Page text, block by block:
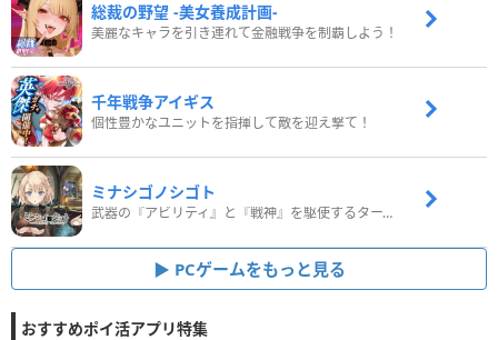
総裁の野望 -美女養成計画-
美麗なキャラを引き連れて金融戦争を制覇しよう！
千年戦争アイギス
個性豊かなユニットを指揮して敵を迎え撃て！
ミナシゴノシゴト
武器の『アビリティ』と『戦神』を駆使するターン制コマンドバトルRPG！
PCゲームをもっと見る
おすすめポイ活アプリ特集